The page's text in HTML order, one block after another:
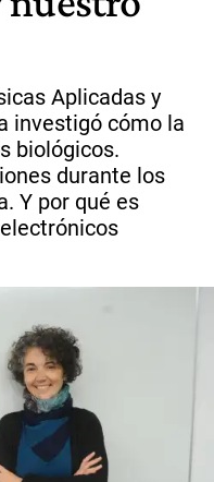
Aplicadas y
investigó cómo la
biológicos.
durante los
Y por qué es